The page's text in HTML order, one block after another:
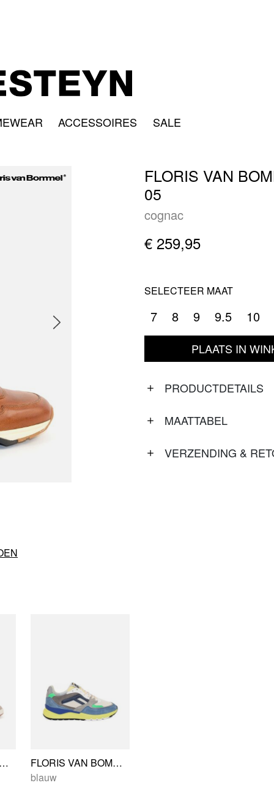
ACCESSOIRES SALE
FLORIS VAN
05
cognac
€ 259,95
SELECTEER MAAT
7 8 9 9.5 10
PLAATS IN
PRODUCTDETAILS
MAATTABEL
VERZENDING &
SFM-10143-22-01
FLORIS VAN BOMMEL SFM-10154-50-01
blauw